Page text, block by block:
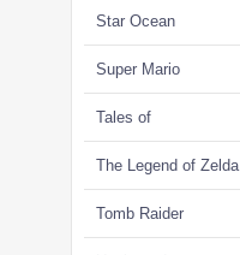
Star Ocean
Super Mario
Tales of
The Legend of Zelda
Tomb Raider